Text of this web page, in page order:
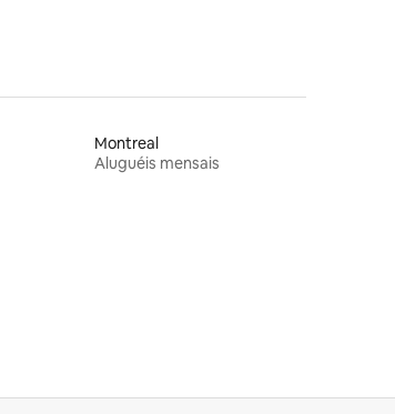
Montreal
Aluguéis mensais